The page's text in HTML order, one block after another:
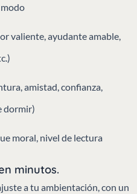
valiente, ayudante amable,
amistad, confianza,
dormir)
moral, nivel de lectura
minutos.
a tu ambientación, con un